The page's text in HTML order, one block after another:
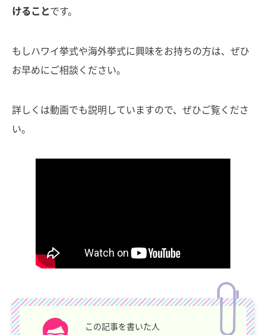
けることです。
もしハワイ挙式や海外挙式に興味をお持ちの方は、ぜひ
お早めにご相談ください。
詳しくは動画でも説明していますので、ぜひご覧くださ
い。
この記事を書いた人